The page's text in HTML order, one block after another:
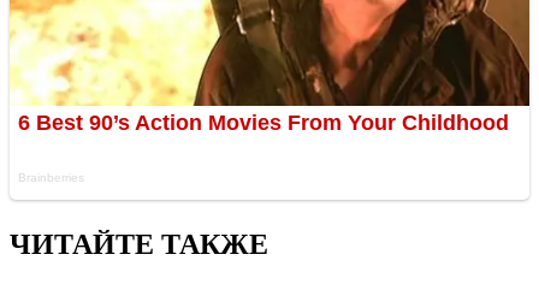
ЧИТАЙТЕ ТАКЖЕ